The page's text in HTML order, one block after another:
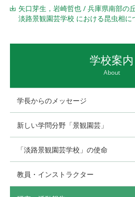
矢口芽生，岩崎哲也 / 兵庫県南部の
淡路景観園芸学校 における昆虫相に
学校案内
About
学長からのメッセージ
新しい学問分野「景観園芸」
「淡路景観園芸学校」の使命
教員・インストラクター